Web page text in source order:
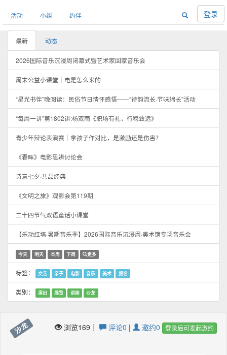
活动 小组 约伴 登录
最新 动态
2026国际音乐沉浸周闭幕式暨艺术家回家音乐会
周末公益小课堂｜电是怎么来的
“星光书伴”晚阅读：民俗节日情怀感悟——“诗韵流长·节味绵长”活动
“每周一讲”第1802讲:杨双雨《职场有礼，行稳致远》
青少年辩论表演赛｜拿孩子作对比，是激励还是伤害？
《春晖》电影思辨讨论会
诗意七夕·共品经典
《文明之旅》观影会第119期
二十四节气双语童话小课堂
【乐动红墙·暑期音乐季】2026国际音乐沉浸周·美术馆专场音乐会
今天 明天 本周 下周 更多
标签： 文艺 亲子 电影 音乐 美术 报名
类别： 演出 展览 讲座 沙龙
沙龙 浏览169｜ 评论0 | 邀约0 登录后可发起邀约